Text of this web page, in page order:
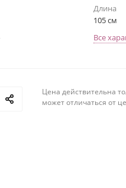
Длина
105 см
Все
Цена действительна
может отличаться от